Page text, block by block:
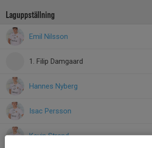
Laguppställning
Emil Nilsson
1. Filip Damgaard
Hannes Nyberg
Isac Persson
Kevin Strand